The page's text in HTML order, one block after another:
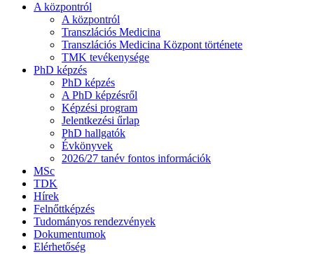
A központról
A központról
Transzlációs Medicina
Transzlációs Medicina Központ története
TMK tevékenysége
PhD képzés
PhD képzés
A PhD képzésről
Képzési program
Jelentkezési űrlap
PhD hallgatók
Évkönyvek
2026/27 tanév fontos információk
MSc
TDK
Hírek
Felnőttképzés
Tudományos rendezvények
Dokumentumok
Elérhetőség